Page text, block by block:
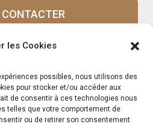
les Cookies
possibles, nous utilisons des
pour stocker et/ou accéder aux
de consentir à ces technologies nous
telles que votre comportement de
ou de retirer son consentement
CONTACTER
Le Mag